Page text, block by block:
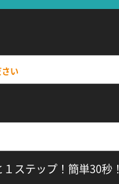
１ステップ！簡単30秒！